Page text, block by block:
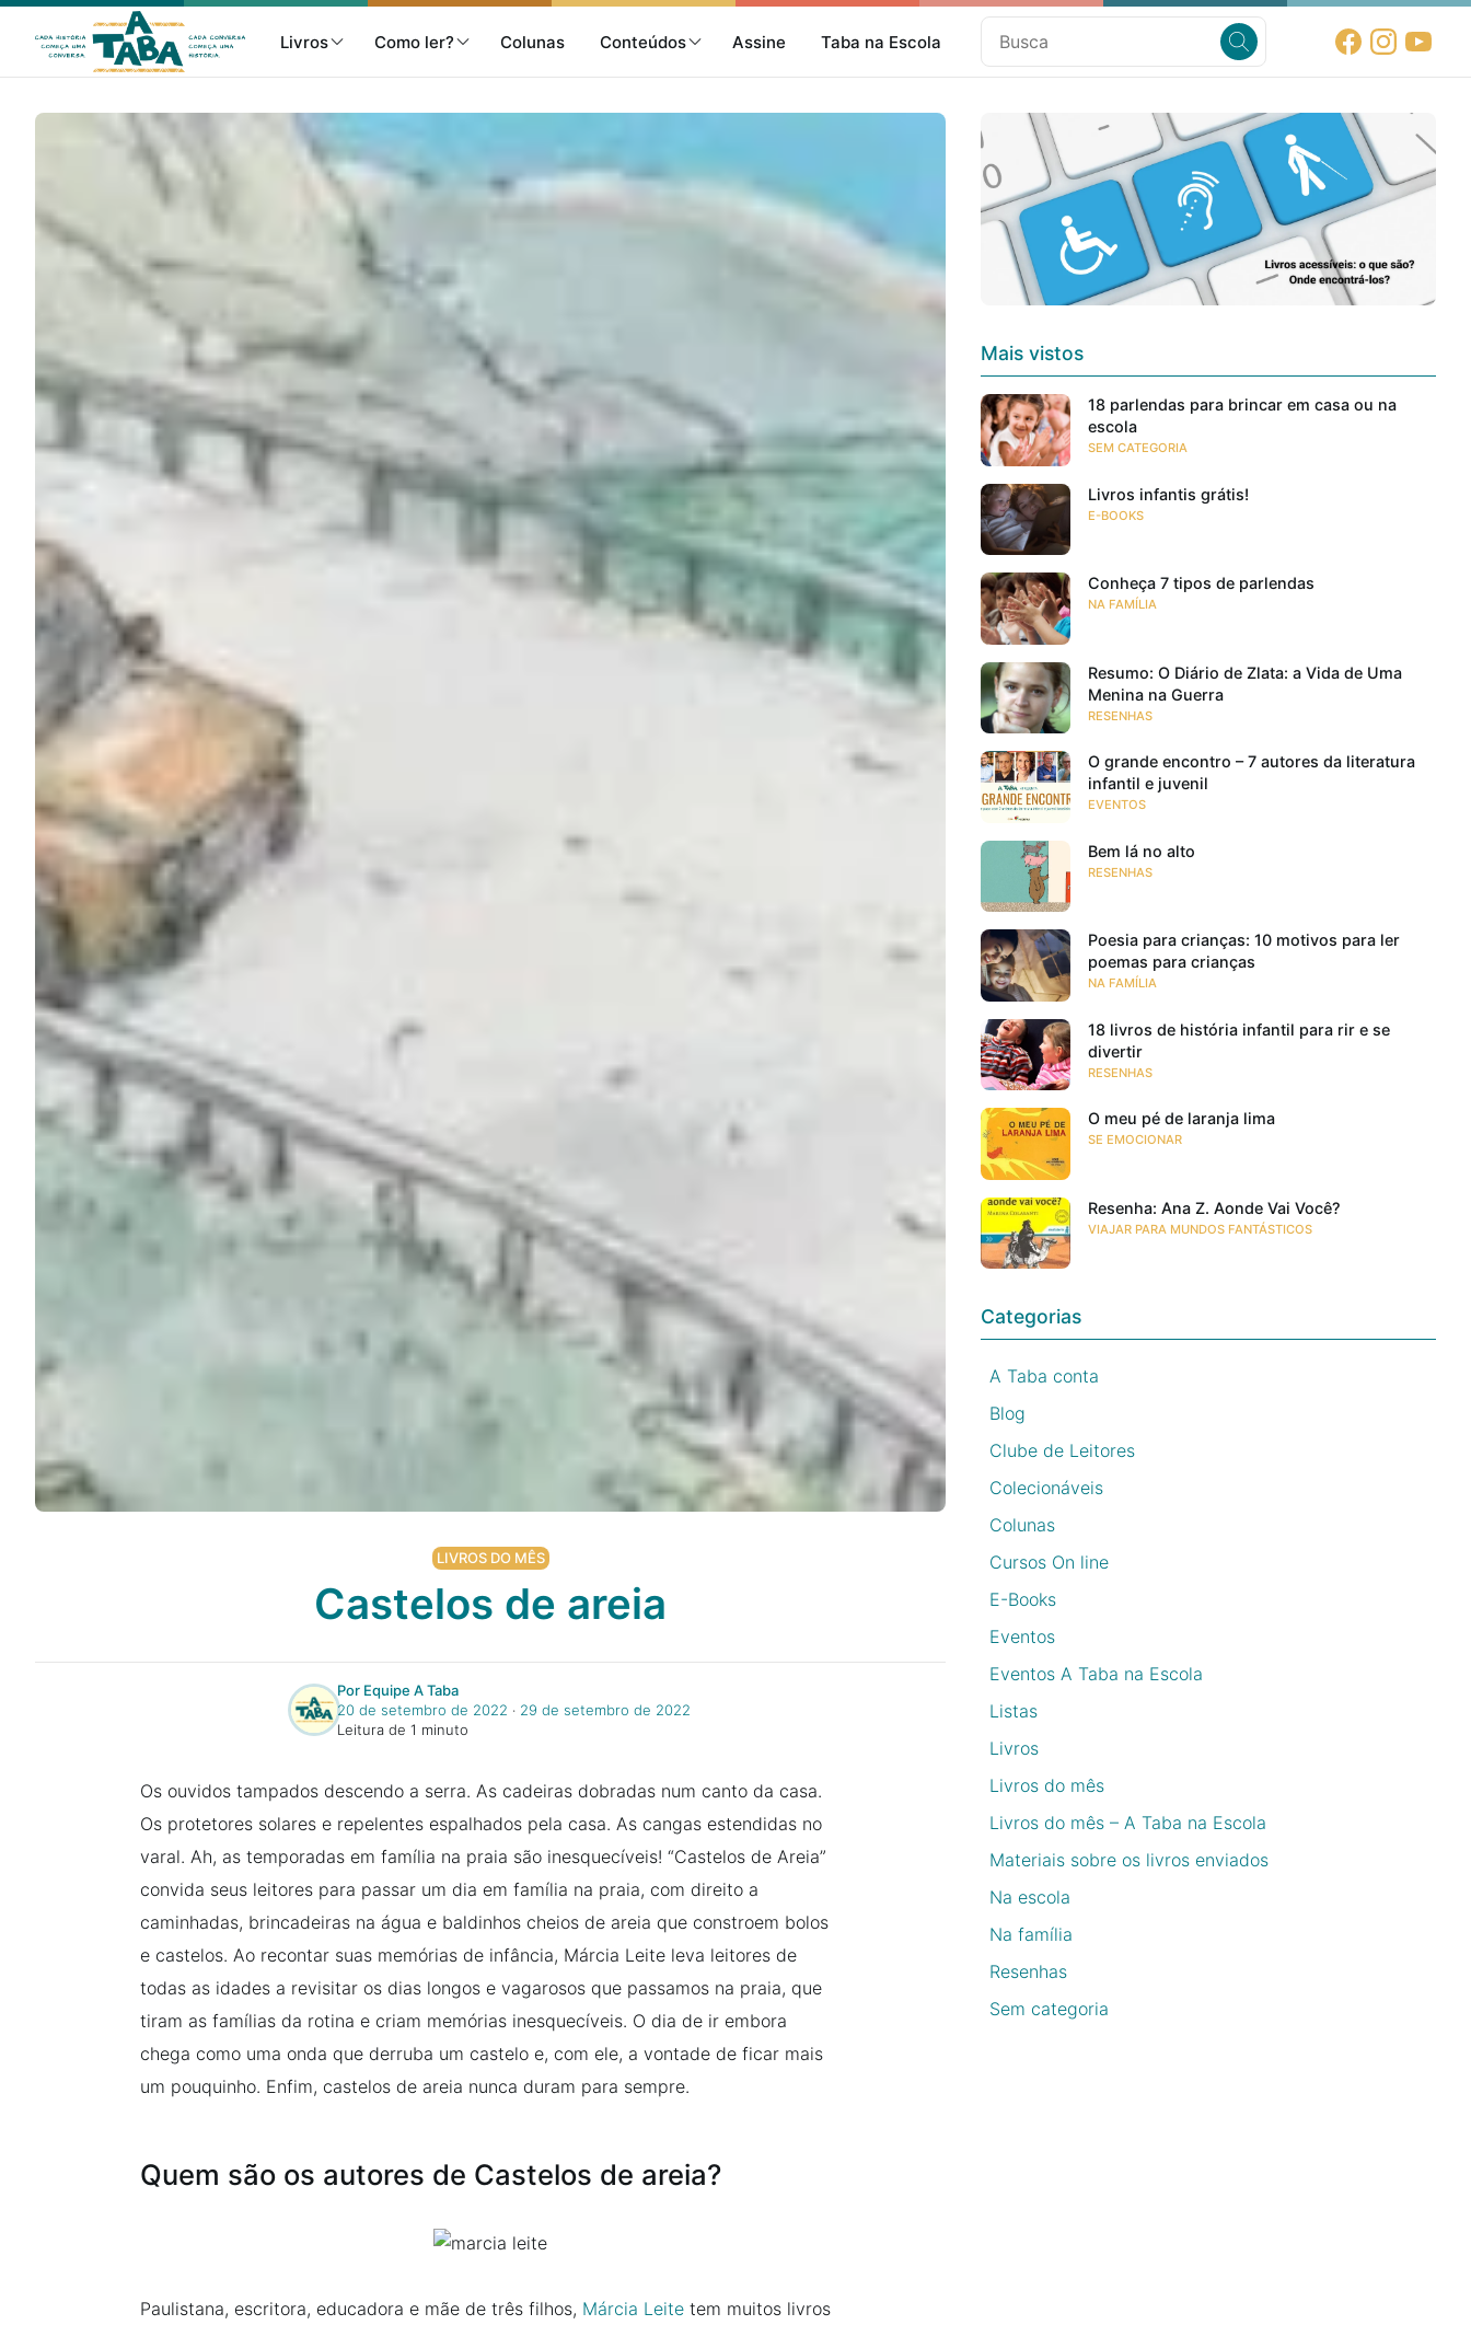
Livros Como ler? Colunas Conteúdos Assine Taba na Escola
Resenhas
Clube de Leitores
Listas
Como ler?
Na família
Colunas
Conteúdos
Colecionáveis
Cursos On line
E-Books
Podcast
Assine
Taba na Escola
LIVROS DO MÊS
Castelos de areia
Por Equipe A Taba
20 de setembro de 2022 ‧ 29 de setembro de 2022
Leitura de 1 minuto
Os ouvidos tampados descendo a serra. As cadeiras dobradas num canto da casa.
Os protetores solares e repelentes espalhados pela casa. As cangas estendidas no
varal. Ah, as temporadas em família na praia são inesquecíveis! “Castelos de Areia”
convida seus leitores para passar um dia em família na praia, com direito a
caminhadas, brincadeiras na água e baldinhos cheios de areia que constroem bolos
e castelos. Ao recontar suas memórias de infância, Márcia Leite leva leitores de
todas as idades a revisitar os dias longos e vagarosos que passamos na praia, que
tiram as famílias da rotina e criam memórias inesquecíveis. O dia de ir embora
chega como uma onda que derruba um castelo e, com ele, a vontade de ficar mais
um pouquinho. Enfim, castelos de areia nunca duram para sempre.
Quem são os autores de Castelos de areia?
Paulistana, escritora, educadora e mãe de três filhos, Márcia Leite tem muitos livros
Mais vistos
18 parlendas para brincar em casa ou na
escola
SEM CATEGORIA
Livros infantis grátis!
E-BOOKS
Conheça 7 tipos de parlendas
NA FAMÍLIA
Resumo: O Diário de Zlata: a Vida de Uma
Menina na Guerra
RESENHAS
O grande encontro – 7 autores da literatura
infantil e juvenil
EVENTOS
Bem lá no alto
RESENHAS
Poesia para crianças: 10 motivos para ler
poemas para crianças
NA FAMÍLIA
18 livros de história infantil para rir e se
divertir
RESENHAS
O meu pé de laranja lima
SE EMOCIONAR
Resenha: Ana Z. Aonde Vai Você?
VIAJAR PARA MUNDOS FANTÁSTICOS
Categorias
A Taba conta
Blog
Clube de Leitores
Colecionáveis
Colunas
Cursos On line
E-Books
Eventos
Eventos A Taba na Escola
Listas
Livros
Livros do mês
Livros do mês – A Taba na Escola
Materiais sobre os livros enviados
Na escola
Na família
Resenhas
Sem categoria